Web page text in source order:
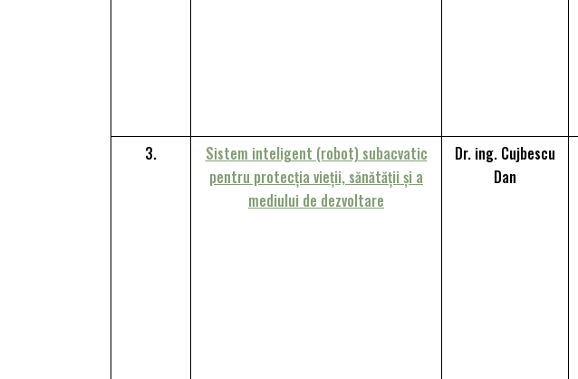
3.
Sistem inteligent (robot) subacvatic
pentru protecția vieții, sănătății și a
mediului de dezvoltare
Dr. ing. Cujbescu
Dan